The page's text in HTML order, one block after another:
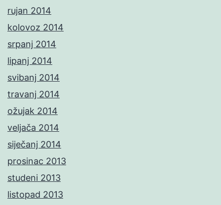
rujan 2014
kolovoz 2014
srpanj 2014
lipanj 2014
svibanj 2014
travanj 2014
ožujak 2014
veljača 2014
siječanj 2014
prosinac 2013
studeni 2013
listopad 2013